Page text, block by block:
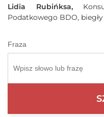
Lidia Rubińksa,
Podatkowego BDO,
Fraza